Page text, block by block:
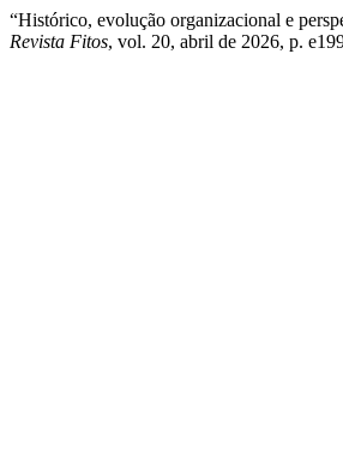
“Histórico, evolução organizacional e
Revista Fitos, vol. 20, abril de 2026, p.